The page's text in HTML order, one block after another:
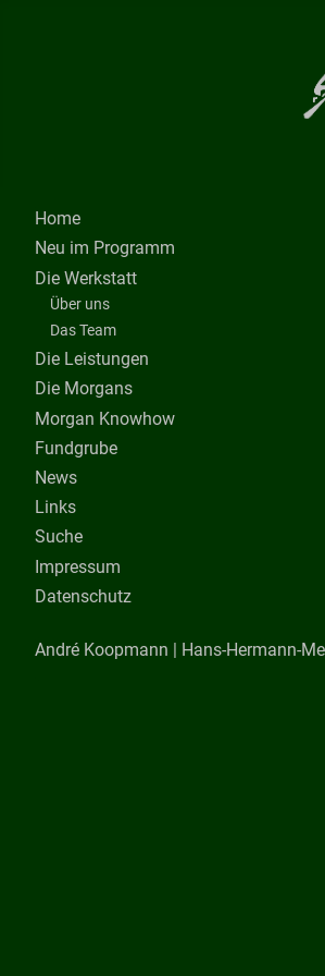
Home
Neu im Programm
Die Werkstatt
Über uns
Das Team
Die Leistungen
Die Morgans
Morgan Knowhow
Fundgrube
News
Links
Suche
Impressum
Datenschutz
André Koopmann | Hans-Hermann-